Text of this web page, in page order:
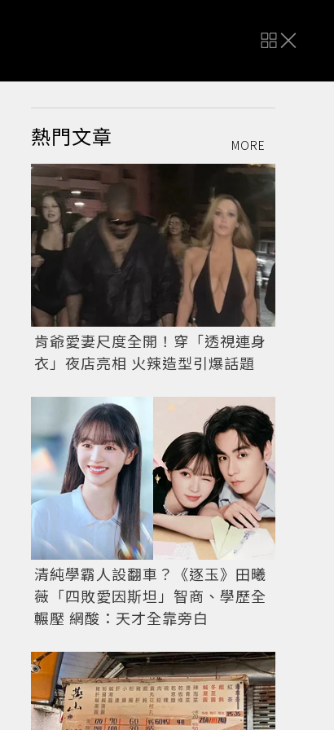
熱門文章 MORE
肯爺愛妻尺度全開！穿「透視連身
衣」夜店亮相 火辣造型引爆話題
清純學霸人設翻車？《逐玉》田曦
薇「四敗愛因斯坦」智商、學歷全
輾壓 網酸：天才全靠旁白